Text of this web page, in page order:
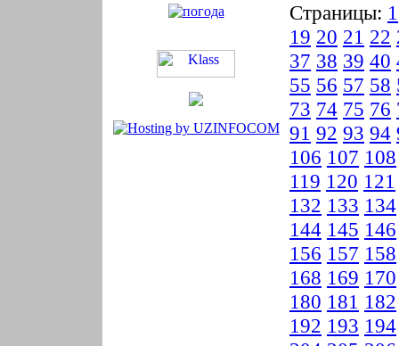
Страницы: 1
19 20 21 22
37 38 39 40
55 56 57 58
73 74 75 76
91 92 93 94
106 107 108
119 120 121
132 133 134
144 145 146
156 157 158
168 169 170
180 181 182
192 193 194